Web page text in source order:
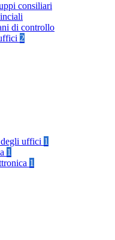
consiliari
di controllo
2
uffici 1
1
1